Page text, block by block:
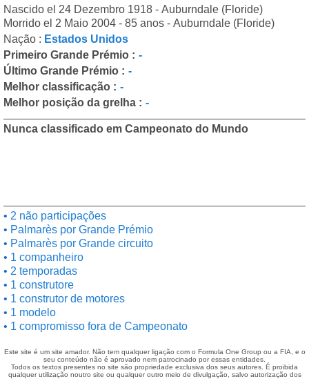
Nascido el 24 Dezembro 1918 - Auburndale (Floride)
Morrido el 2 Maio 2004 - 85 anos - Auburndale (Floride)
Nação : Estados Unidos
Primeiro Grande Prémio : -
Último Grande Prémio : -
Melhor classificação : -
Melhor posição da grelha : -
Nunca classificado em Campeonato do Mundo
2 não participações
Palmarès por Grande Prémio
Palmarès por Grande circuito
1 companheiro
2 temporadas
1 construtore
1 construtor de motores
1 modelo
1 compromisso fora de Campeonato
Este site é um site amador. Não tem qualquer ligação com o Formula One Group ou a FIA, e o
seu conteúdo não é aprovado nem patrocinado por essas entidades.
Todos os textos presentes no site são propriedade exclusiva dos seus autores. É proibida
qualquer utilização noutro site ou qualquer outro meio de divulgação, salvo autorização dos